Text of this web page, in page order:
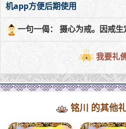
机app方便后期使用
一句一偈： 摄心为戒。因戒
我要礼
铭川 的其他